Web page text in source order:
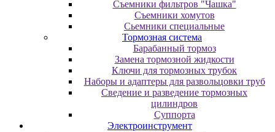
Съемники фильтров "Чашка"
Съемники хомутов
Сьемники специальные
Тормозная система
Барабанный тормоз
Замена тормозной жидкости
Ключи для тормозных трубок
Наборы и адаптеры для развольцовки труб
Сведение и разведение тормозных
цилиндров
Суппорта
Электроинструмент